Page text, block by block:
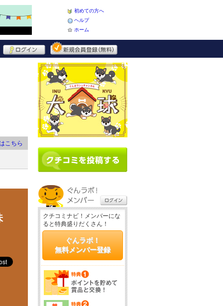
初めての方へ
ヘルプ
ホーム
こちら
クチコミナビ！メンバーにな
ると特典盛りだくさん！
ぐんラボ！
無料メンバー登録